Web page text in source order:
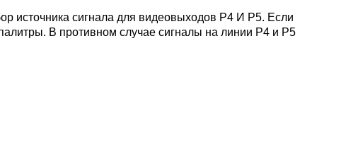
источника сигнала для видеовыходов Р4 И Р5. Если
В противном случае сигналы на линии Р4 и Р5